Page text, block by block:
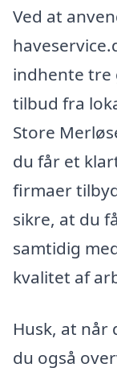
Ved at
indhente tre
tilbud fra
Store
du får et
firmaer
sikre, at du
samtidig
kvalitet af
Husk, at
du også